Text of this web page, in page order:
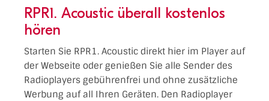
RPR1. Acoustic überall kostenlos
hören
Starten Sie RPR1. Acoustic direkt hier im Player auf
der Webseite oder genießen Sie alle Sender des
Radioplayers gebührenfrei und ohne zusätzliche
Werbung auf all Ihren Geräten. Den Radioplayer